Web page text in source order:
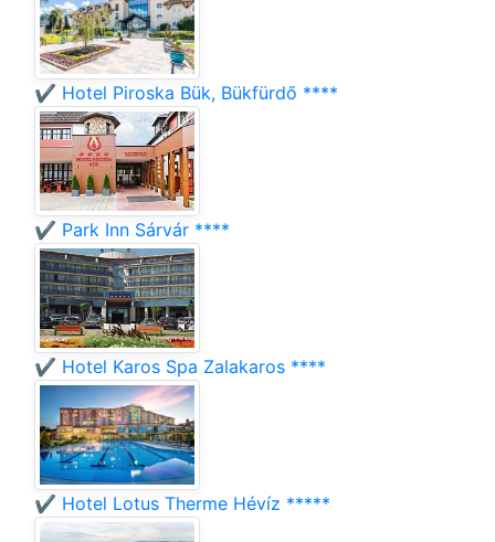
✔️ Hotel Piroska Bük, Bükfürdő ****
✔️ Park Inn Sárvár ****
✔️ Hotel Karos Spa Zalakaros ****
✔️ Hotel Lotus Therme Hévíz *****